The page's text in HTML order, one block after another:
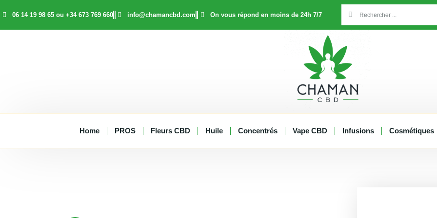
au
contenu
06 14 19 98 65 ou +34 673 769 660 info@chamancbd.com On vous répond en moins de 24h 7/7
Home PROS Fleurs CBD Huile Concentrés Vape CBD Infusions Cosmétiques